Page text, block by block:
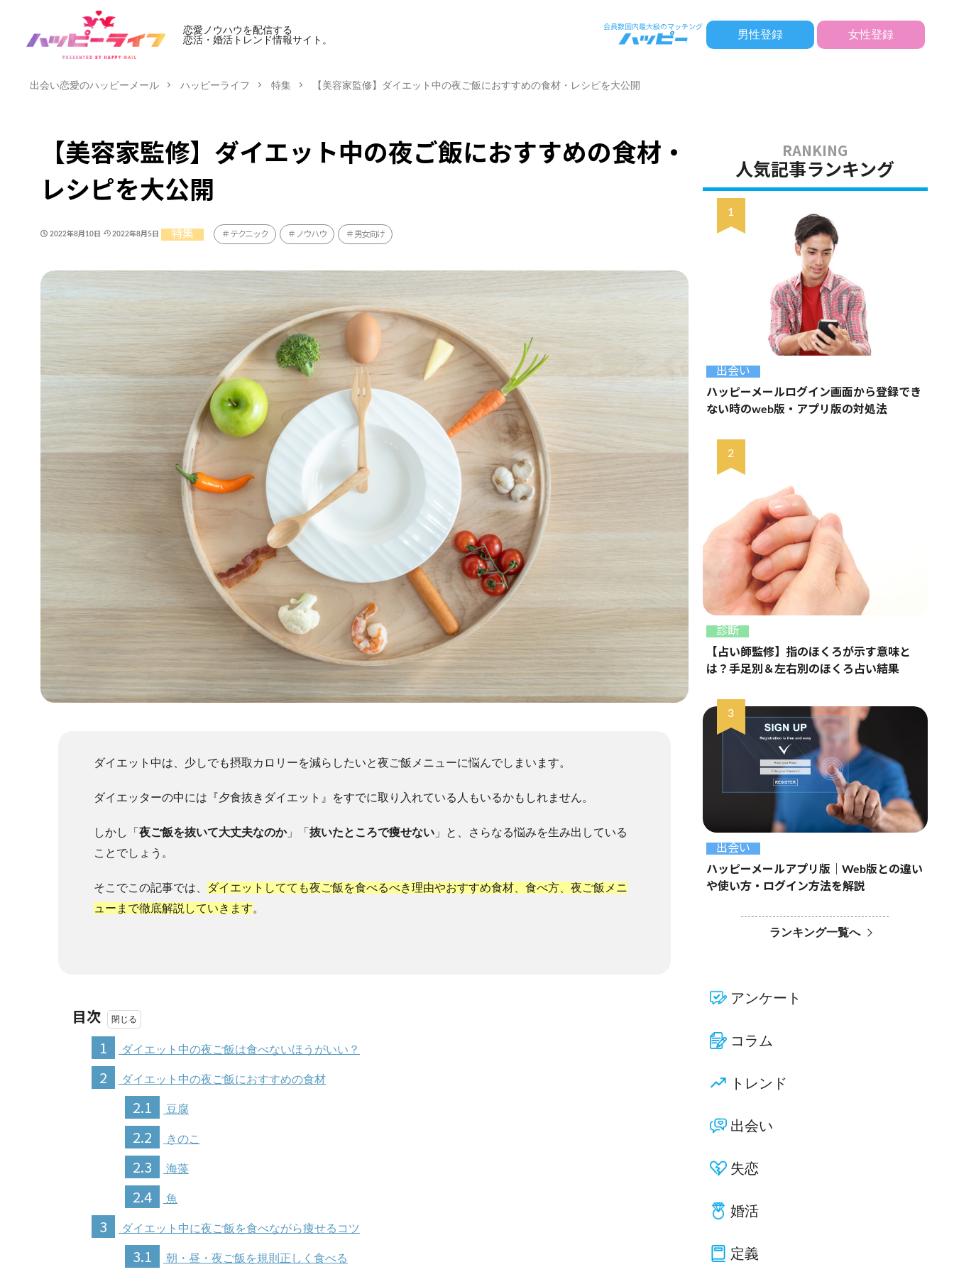
恋愛ノウハウを配信する
恋活・婚活トレンド情報サイト。
男性登録 女性登録
出会い恋愛のハッピーメール ハッピーライフ 特集 【美容家監修】ダイエット中の夜ご飯におすすめの食材・レシピを大公開
【美容家監修】ダイエット中の夜ご飯におすすめの食材・
レシピを大公開
2022年8月10日 2022年8月5日 特集 テクニック ノウハウ 男女向け
ダイエット中は、少しでも摂取カロリーを減らしたいと夜ご飯メニューに悩んでしまいます。
ダイエッターの中には『夕食抜きダイエット』をすでに取り入れている人もいるかもしれません。
しかし「 夜ご飯を抜いて大丈夫なのか」「 抜いたところで痩せない 」と、さらなる悩みを生み出している
ことでしょう。
そこでこの記事では、
ダイエットしてても夜ご飯を食べるべき理由やおすすめ食材、食べ方、夜ご飯メニ
ューまで徹底解説していきます。
目次
1
ダイエット中の夜ご飯は食べないほうがいい？
2 ダイエット中の夜ご飯におすすめの食材
2.1 豆腐
2.2 きのこ
2.3 海藻
2.4 魚
3 ダイエット中に夜ご飯を食べながら痩せるコツ
3.1 朝・昼・夜ご飯を規則正しく食べる
人気記事ランキング
出会い
ハッピーメールログイン画面から登録でき
ない時のweb版・アプリ版の対処法
診断
【占い師監修】指のほくろが示す意味と
は？手足別＆左右別のほくろ占い結果
出会い
ハッピーメールアプリ版｜Web版との違い
や使い方・ログイン方法を解説
ランキング一覧へ
アンケート
コラム
トレンド
出会い
失恋
婚活
定義